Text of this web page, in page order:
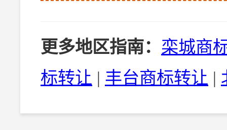
更多地区指南： 栾城商
标转让 | 丰台商标转让 |